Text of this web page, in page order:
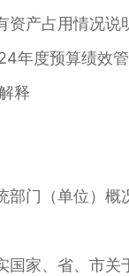
产占用情况说
度预算绩效管
释
门（单位）概
、省、市关于